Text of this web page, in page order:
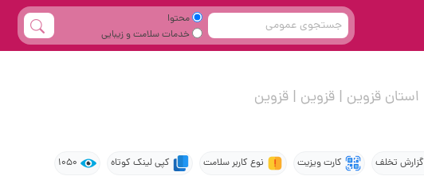
محتوا
خدمات سلامت و زیبایی
استان قزوین | قزوین | قزوین
گزارش تخلف کارت ویزیت نوع کاربر سلامت کپی لینک کوتاه 1050